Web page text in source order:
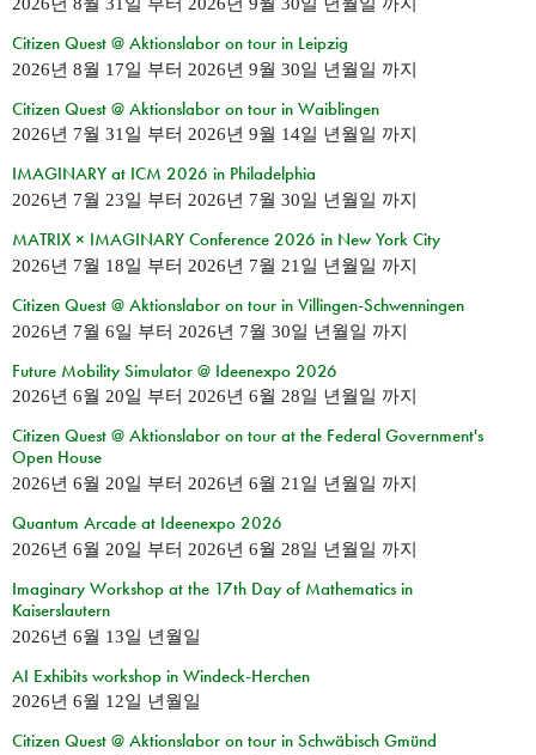
Citizen Quest @ Aktionslabor on tour in Leipzig
2026년 8월 17일 부터 2026년 9월 30일 년월일 까지
Citizen Quest @ Aktionslabor on tour in Waiblingen
2026년 7월 31일 부터 2026년 9월 14일 년월일 까지
IMAGINARY at ICM 2026 in Philadelphia
2026년 7월 23일 부터 2026년 7월 30일 년월일 까지
MATRIX × IMAGINARY Conference 2026 in New York City
2026년 7월 18일 부터 2026년 7월 21일 년월일 까지
Citizen Quest @ Aktionslabor on tour in Villingen-Schwenningen
2026년 7월 6일 부터 2026년 7월 30일 년월일 까지
Future Mobility Simulator @ Ideenexpo 2026
2026년 6월 20일 부터 2026년 6월 28일 년월일 까지
Citizen Quest @ Aktionslabor on tour at the Federal Government's
Open House
2026년 6월 20일 부터 2026년 6월 21일 년월일 까지
Quantum Arcade at Ideenexpo 2026
2026년 6월 20일 부터 2026년 6월 28일 년월일 까지
Imaginary Workshop at the 17th Day of Mathematics in
Kaiserslautern
2026년 6월 13일 년월일
AI Exhibits workshop in Windeck-Herchen
2026년 6월 12일 년월일
Citizen Quest @ Aktionslabor on tour in Schwäbisch Gmünd